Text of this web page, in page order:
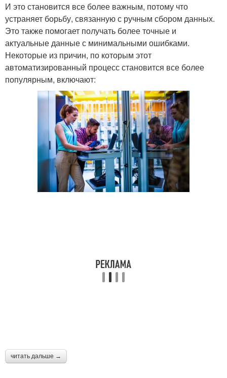
И это становится все более важным, потому что
устраняет борьбу, связанную с ручным сбором данных.
Это также помогает получать более точные и
актуальные данные с минимальными ошибками.
Некоторые из причин, по которым этот
автоматизированный процесс становится все более
популярным, включают:
читать дальше →